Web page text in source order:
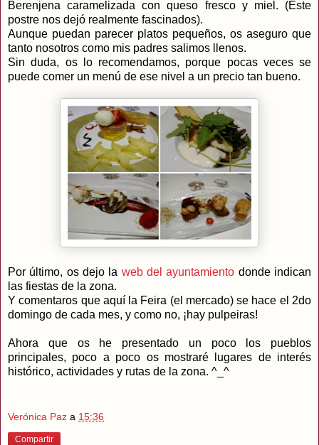
Berenjena caramelizada con queso fresco y miel. (Este
postre nos dejó realmente fascinados).
Aunque puedan parecer platos pequeños, os aseguro que
tanto nosotros como mis padres salimos llenos.
Sin duda, os lo recomendamos, porque pocas veces se
puede comer un menú de ese nivel a un precio tan bueno.
Por último, os dejo la web del ayuntamiento donde indican
las fiestas de la zona.
Y comentaros que aquí la Feira (el mercado) se hace el 2do
domingo de cada mes, y como no, ¡hay pulpeiras!
Ahora que os he presentado un poco los pueblos
principales, poco a poco os mostraré lugares de interés
histórico, actividades y rutas de la zona. ^_^
Verónica Paz a 15:36
Compartir